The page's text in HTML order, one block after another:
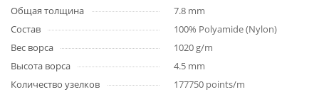
Общая толщина
7.8 mm
Состав
100% Polyamide (Nylon)
Вес ворса
1020 g/m
Высота ворса
4.5 mm
Количество узелков
177750 points/m